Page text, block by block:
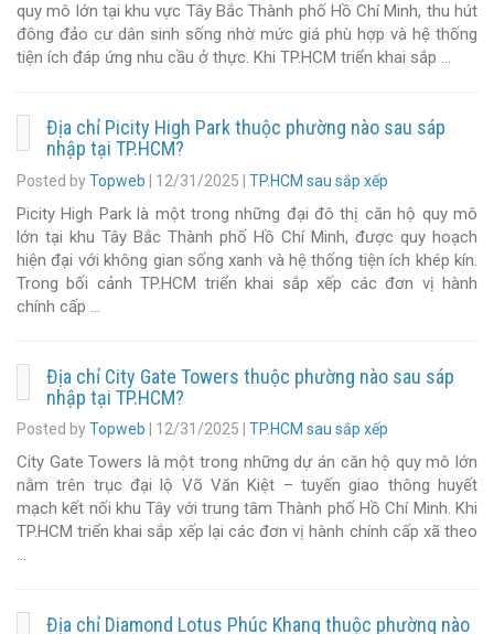
quy mô lớn tại khu vực Tây Bắc Thành phố Hồ Chí Minh, thu hút
đông đảo cư dân sinh sống nhờ mức giá phù hợp và hệ thống
tiện ích đáp ứng nhu cầu ở thực. Khi TP.HCM triển khai sắp …
Địa chỉ Picity High Park thuộc phường nào sau sáp
nhập tại TP.HCM?
Posted byTopweb | 12/31/2025 | TP.HCM sau sắp xếp
Picity High Park là một trong những đại đô thị căn hộ quy mô
lớn tại khu Tây Bắc Thành phố Hồ Chí Minh, được quy hoạch
hiện đại với không gian sống xanh và hệ thống tiện ích khép kín.
Trong bối cảnh TP.HCM triển khai sắp xếp các đơn vị hành
chính cấp …
Địa chỉ City Gate Towers thuộc phường nào sau sáp
nhập tại TP.HCM?
Posted byTopweb 12/31/2025 TP.HCM sau sắp xếp
City Gate Towers là một trong những dự án căn hộ quy mô lớn
nằm trên trục đại lộ Võ Văn Kiệt – tuyến giao thông huyết
mạch kết nối khu Tây với trung tâm Thành phố Hồ Chí Minh. Khi
TP.HCM triển khai sắp xếp lại các đơn vị hành chính cấp xã theo
…
Địa chỉ Diamond Lotus Phúc Khang thuộc phường nào